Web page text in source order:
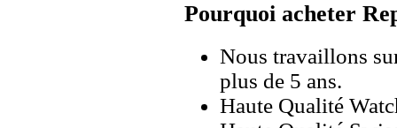
Pourquoi acheter
Nous travaillons
plus de 5 ans.
Haute Qualité